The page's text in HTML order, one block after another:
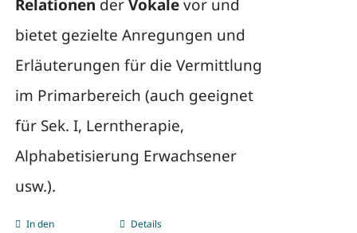
Relationen derVokalevor und
bietet gezielte Anregungen und
Erläuterungen für die Vermittlung
im Primarbereich (auch geeignet
für Sek. I, Lerntherapie,
Alphabetisierung Erwachsener
usw.).
In den
Details